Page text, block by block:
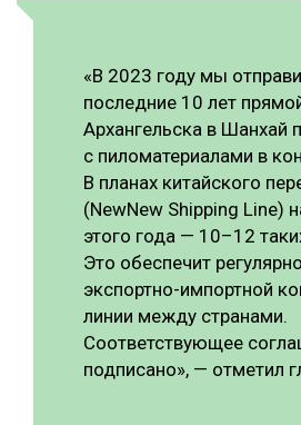
«В 2023 году мы
последние 10 лет
Архангельска в Шанхай
с пиломатериалами в
В планах китайского
(NewNew Shipping Line)
этого года — 10–12
Это обеспечит
экспортно-импортной
линии между странами.
Соответствующее
подписано», — отметил